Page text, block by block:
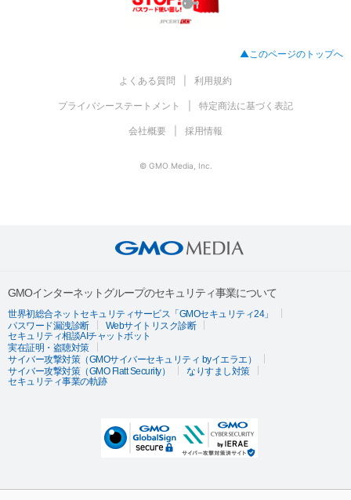
▲このページのトップへ
よくある質問 利用規約
プライバシーステートメント 特定商法に基づく表記
会社概要 採用情報
© GMO Media, Inc.
GMOインターネットグループのセキュリティ事業について
世界初総合ネットセキュリティサービス「GMOセキュリティ24」
パスワード漏洩診断
Webサイトリスク診断
セキュリティ相談AIチャットボット
実在証明・盗聴対策
サイバー攻撃対策（GMOサイバーセキュリティ byイエラエ）
サイバー攻撃対策（GMO Flatt Security）
なりすまし対策
セキュリティ事業の軌跡